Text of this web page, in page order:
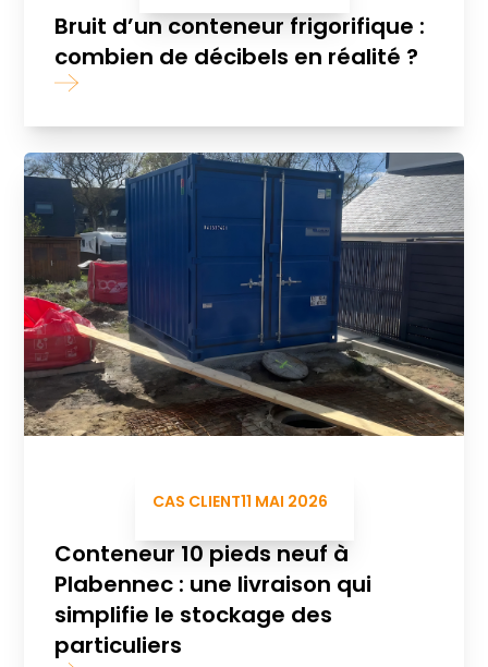
Bruit d’un conteneur frigorifique :
combien de décibels en réalité ?
CAS CLIENT11 MAI 2026
Conteneur 10 pieds neuf à
Plabennec : une livraison qui
simplifie le stockage des
particuliers